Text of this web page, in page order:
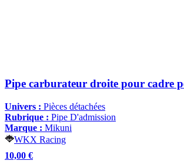
Pipe carburateur droite pour cadre
Univers : Pièces détachées
Rubrique : Pipe D'admission
Marque : Mikuni
WKX Racing
10,00 €